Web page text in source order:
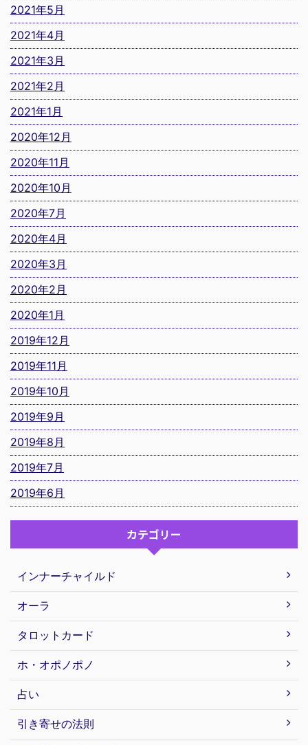
2021年5月
2021年4月
2021年3月
2021年2月
2021年1月
2020年12月
2020年11月
2020年10月
2020年7月
2020年4月
2020年3月
2020年2月
2020年1月
2019年12月
2019年11月
2019年10月
2019年9月
2019年8月
2019年7月
2019年6月
カテゴリー
インナーチャイルド
オーラ
タロットカード
ホ・オポノポノ
占い
引き寄せの法則